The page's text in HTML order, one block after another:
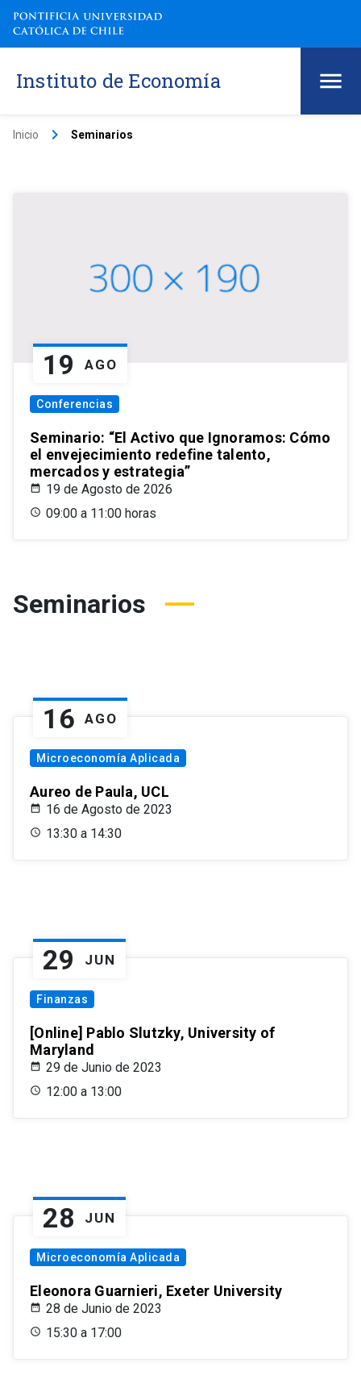
Instituto de Economía
Inicio keyboard_arrow_right Seminarios
19 AGO
Conferencias
Seminario: “El Activo que Ignoramos: Cómo
el envejecimiento redefine talento,
mercados y estrategia”
19 de Agosto de 2026
09:00 a 11:00 horas
Seminarios
16 AGO
Microeconomía Aplicada
Aureo de Paula, UCL
16 de Agosto de 2023
13:30 a 14:30
29 JUN
Finanzas
[Online] Pablo Slutzky, University of
Maryland
29 de Junio de 2023
12:00 a 13:00
28 JUN
Microeconomía Aplicada
Eleonora Guarnieri, Exeter University
28 de Junio de 2023
15:30 a 17:00